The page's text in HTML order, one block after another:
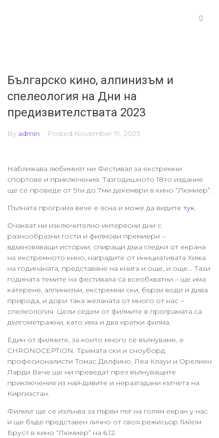
Българско кино, алпинизъм и
спелеология на Дни на
предизвителствата 2023
By admin Posted November 19, 2023
Наближава любимият ни Фестивал за екстремни
спортове и приключения. Тазгодишното 18то издание
ще се проведе от 5ти до 7ми декември в кино “Люмиер”.
Пълната програма вече е ясна и може да видите тук.
Очакват ни изключително интересни дни с
разнообразни гости и филмови премиери –
вдъхновяващи истории, спиращи дъха гледки от екрана
на екстремното кино, наградите от инициативата Хижа
на годинаната, представяне на книга и още, и още… Тази
годината темите на фестивала са всеобхватни – ще има
катерене, алпинизъм, екстремни ски, бързи води и дива
природа, и дори така желаната от много от нас –
спелеология. Цели седем от филмите в програмата са
дългометражни, като има и два кратки филма.
Един от филмите, за които много се вълнуваме, е
CHRONOCEPTION. Тримата ски и сноуборд
професионалисти Томас Делфино, Леа Клауи и Орелиен
Ларди Вече ще ни преведат през вълнуващите
приключения из най-дивите и неразгадани кътчета на
Киргизстан.
Филмът ще се излъчва за първи път на голям екран у нас
и ще бъде представен лично от своя режисьор Гийом
Бруст в кино “Люмиер” на 6.12.